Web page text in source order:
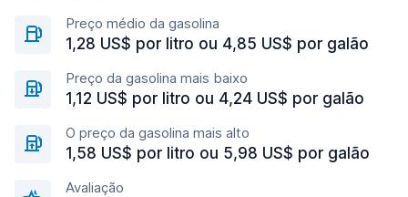
Preço médio da gasolina
1,28 US$ por litro ou 4,85 US$ por galão
Preço da gasolina mais baixo
1,12 US$ por litro ou 4,24 US$ por galão
O preço da gasolina mais alto
1,58 US$ por litro ou 5,98 US$ por galão
Avaliação